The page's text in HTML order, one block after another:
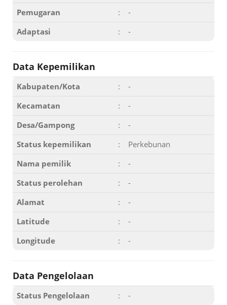
Pemugaran :
-
Adaptasi
: -
Data Kepemilikan
Kabupaten/Kota :
-
Kecamatan
:
-
Desa/Gampong
:
-
Status kepemilikan
:
Perkebunan
Nama pemilik
:
-
Status perolehan
:
-
Alamat
:
-
Latitude
:
-
Longitude
: -
Data Pengelolaan
Status Pengelolaan : -